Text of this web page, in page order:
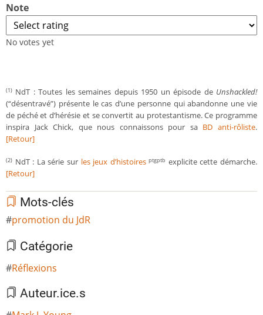
Note
No votes yet
(1) NdT : Toutes les semaines depuis 1950 un épisode de Unshackled!
(“désentravé”) présente le cas d’une personne qui abandonne une vie
de péché et d’hérésie et se convertit au protestantisme. Ce programme
inspira Jack Chick, que nous connaissons pour sa BD anti-rôliste.
[Retour]
(2) NdT : La série sur les jeux d’histoires ptgptb explicite cette démarche.
[Retour]
Mots-clés
promotion du JdR
Catégorie
Réflexions
Auteur.ice.s